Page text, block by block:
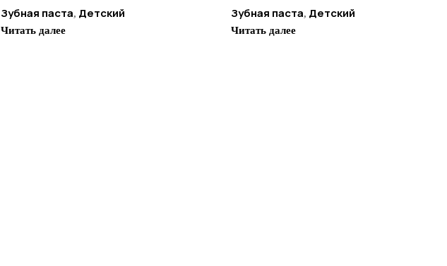
Зубная паста, Детский
Читать далее
Зубная паста, Детский
Читать далее